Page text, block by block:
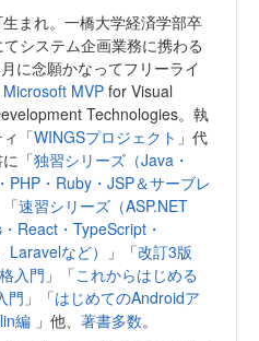
まれ。一橋大学経済学部卒
システム企画業務に携わる
に念願かなってフリーライ
Microsoft MVP for Visual
Technologies。執
「WINGSプロジェクト 」代
「独習シリーズ（Java・
PHP・Ruby・JSP＆サーブレ
「速習シリーズ（ASP.NET
React・TypeScript・
Laravelなど）
」「改訂3版
入門 」「これからはじめる
門 」「はじめてのAndroidア
編 」他、 著書多数。